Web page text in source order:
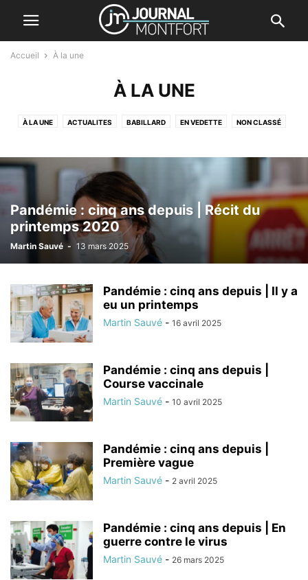
Accueil À la une
À LA UNE
À LA UNE ACTUALITES BABILLARD EN VEDETTE NON CLASSÉ
Pandémie : cinq ans depuis | Récit du
printemps 2020
Martin Sauvé - 13 mars 2025
Pandémie : cinq ans depuis | Il y a
eu un printemps
Martin Sauvé - 16 avril 2025
Pandémie : cinq ans depuis |
Course vaccinale
Martin Sauvé - 10 avril 2025
Pandémie : cinq ans depuis |
Première vague
Martin Sauvé - 2 avril 2025
Pandémie : cinq ans depuis | En
guerre contre le virus
Martin Sauvé - 26 mars 2025